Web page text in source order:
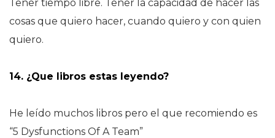
Tener tiempo libre. Tener la capacidad de hacer las
cosas que quiero hacer, cuando quiero y con quien
quiero.
14. ¿Que libros estas leyendo?
He leído muchos libros pero el que recomiendo es
“5 Dysfunctions Of A Team”